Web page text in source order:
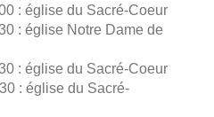
: église du Sacré-Coeur
: église Notre Dame de
: église du Sacré-Coeur
: église du Sacré-